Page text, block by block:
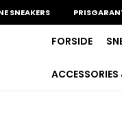
PRISGARANTI
FORSIDE
ACCESSORIES
Din kurv er tom.